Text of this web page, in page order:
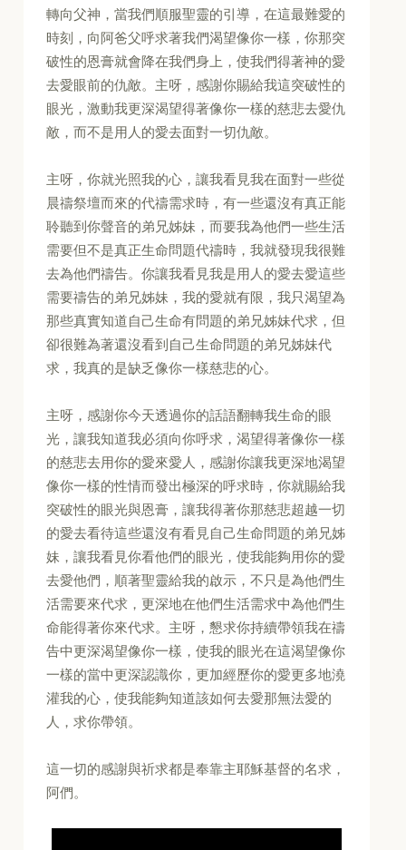
轉向父神，當我們順服聖靈的引導，在這最難愛的
時刻，向阿爸父呼求著我們渴望像你一樣，你那突
破性的恩膏就會降在我們身上，使我們得著神的愛
去愛眼前的仇敵。主呀，感謝你賜給我這突破性的
眼光，激動我更深渴望得著像你一樣的慈悲去愛仇
敵，而不是用人的愛去面對一切仇敵。
主呀，你就光照我的心，讓我看見我在面對一些從
晨禱祭壇而來的代禱需求時，有一些還沒有真正能
聆聽到你聲音的弟兄姊妹，而要我為他們一些生活
需要但不是真正生命問題代禱時，我就發現我很難
去為他們禱告。你讓我看見我是用人的愛去愛這些
需要禱告的弟兄姊妹，我的愛就有限，我只渴望為
那些真實知道自己生命有問題的弟兄姊妹代求，但
卻很難為著還沒看到自己生命問題的弟兄姊妹代
求，我真的是缺乏像你一樣慈悲的心。
主呀，感謝你今天透過你的話語翻轉我生命的眼
光，讓我知道我必須向你呼求，渴望得著像你一樣
的慈悲去用你的愛來愛人，感謝你讓我更深地渴望
像你一樣的性情而發出極深的呼求時，你就賜給我
突破性的眼光與恩膏，讓我得著你那慈悲超越一切
的愛去看待這些還沒有看見自己生命問題的弟兄姊
妹，讓我看見你看他們的眼光，使我能夠用你的愛
去愛他們，順著聖靈給我的啟示，不只是為他們生
活需要來代求，更深地在他們生活需求中為他們生
命能得著你來代求。主呀，懇求你持續帶領我在禱
告中更深渴望像你一樣，使我的眼光在這渴望像你
一樣的當中更深認識你，更加經歷你的愛更多地澆
灌我的心，使我能夠知道該如何去愛那無法愛的
人，求你帶領。
這一切的感謝與祈求都是奉靠主耶穌基督的名求，
阿們。